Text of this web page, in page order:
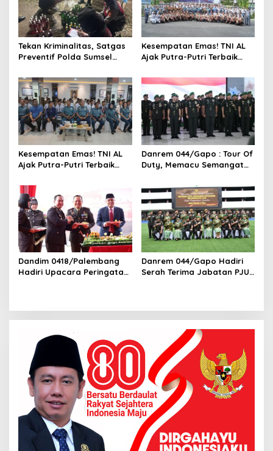
Tekan Kriminalitas, Satgas
Preventif Polda Sumsel
Ilegal
Kesempatan Emas! TNI AL
Ajak Putra-Putri Terbaik
Palembang
Kesempatan Emas! TNI AL
Ajak Putra-Putri Terbaik
Palembang
Danrem 044/Gapo : Tour Of
Duty, Memacu Semangat
Dandim 0418/Palembang
Hadiri Upacara Peringatan
Danrem 044/Gapo Hadiri
Serah Terima Jabatan PJU